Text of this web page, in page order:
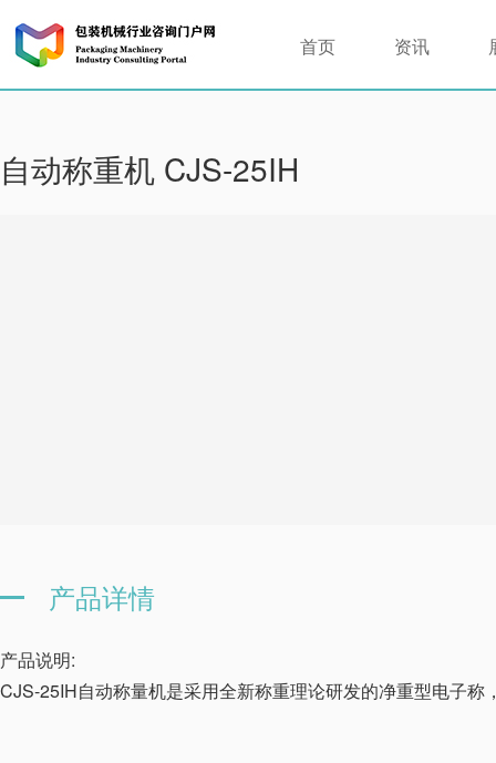
首页 资讯
自动称重机 CJS-25IH
产品详情
产品说明:
CJS-25IH自动称量机是采用全新称重理论研发的净重型电子